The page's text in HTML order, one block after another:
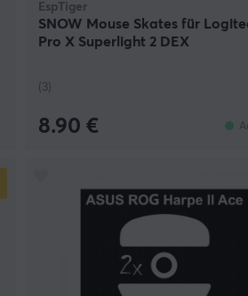
EspTiger
SNOW Mouse Skates für
Pro X Superlight 2 DEX
(3)
8.90 €